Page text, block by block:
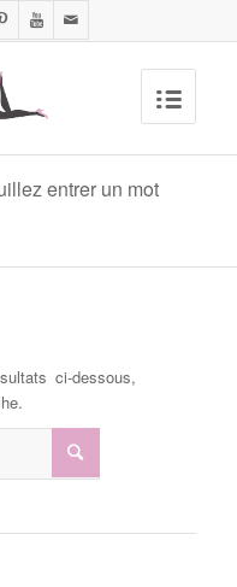
entrer un mot
ci-dessous,